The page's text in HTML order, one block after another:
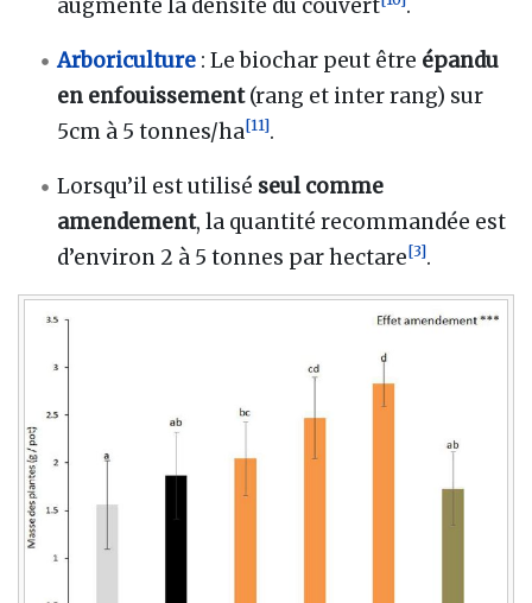
augmente la densité du couvert .
Arboriculture : Le biochar peut être épandu
en enfouissement(rang et inter rang) sur
5cm à 5 tonnes/ha[11].
Lorsqu’il est utilisé seul comme
amendement, la quantité recommandée est
d’environ 2 à 5 tonnes par hectare[3].